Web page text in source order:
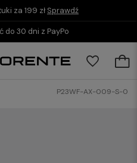
za 199 zł Sprawdź
zwroty w salonach
P23WF-AX-009-S-0